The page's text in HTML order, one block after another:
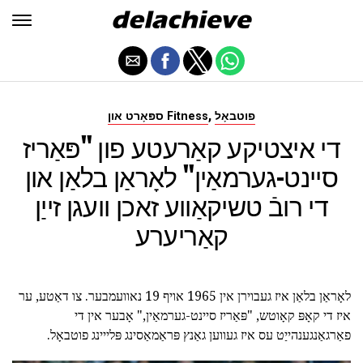
ספּאָרט און Fitness, פוטבאָל
די איצטיקע קאַרעטע פון "פּאַריז
סיינט-גערמאַין" לאָראַן בלאַן און
די רובֿ טשיקאַווע זאכן וועגן זייַן
קאַריערע
לאָראַן בלאַן איז געבוירן אין 1965 אויף 19 נאוועמבער. צו דאַטע, ער
איז די קאָפּ קאָוטש, "פּאַריז סיינט-גערמאַין," אָבער אין די
פאַרגאַנגענהייַט עס איז געווען גאַנץ פּראַמאַסינג פּלייינג פוטבאָל.